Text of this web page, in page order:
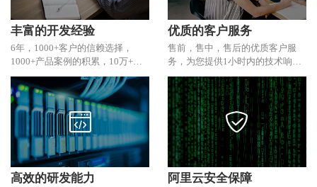
丰富的开发经验
6年，1000+客户的信赖选择，
1000+产品案例的积累，10万+微
信接口次数调用的经验。
优质的客户服务
售前，售中，售后的优质客户服
务，为您提供1小时内的技术响
应，7x24小时的技术咨询。
高效的研发能力 阿里云安全保障